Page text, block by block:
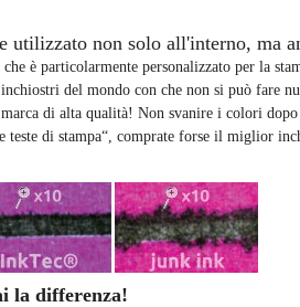
non solo all'interno, ma
è particolarmente personalizzato per la
del mondo con che non si può fare
di alta qualità! Non svanire i colori
teste di stampa“, comprate forse il miglior
la differenza!